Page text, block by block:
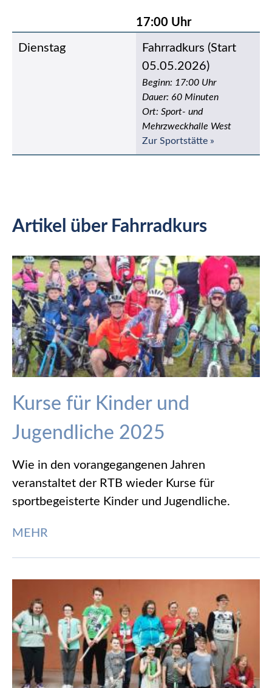
17:00 Uhr
Dienstag
Fahrradkurs (Start
05.05.2026)
Beginn: 17:00 Uhr
Dauer: 60 Minuten
Ort: Sport- und
Mehrzweckhalle West
Zur Sportstätte »
Artikel über Fahrradkurs
Kurse für Kinder und
Jugendliche 2025
Wie in den vorangegangenen Jahren
veranstaltet der RTB wieder Kurse für
sportbegeisterte Kinder und Jugendliche.
MEHR